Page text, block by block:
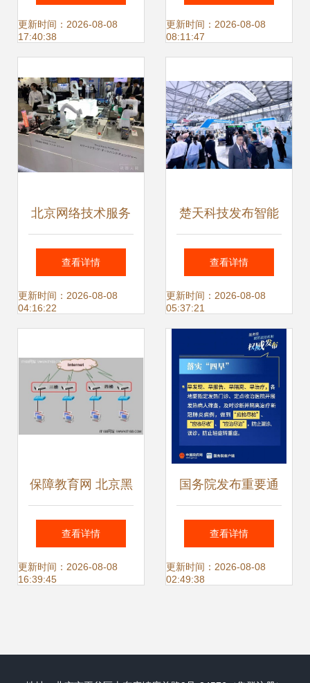
式在北京隆重举行
更新时间：2026-08-08
17:40:38
件3.0 赋能北京网
更新时间：2026-08-08
08:11:47
北京网络技术服务
视角下的日本机器
人展 重磅产品与技
查看详情
更新时间：2026-08-08
04:16:22
楚天科技发布智能
检测创新产品—
AIM72全自动灯检
查看详情
更新时间：2026-08-08
05:37:21
保障教育网 北京黑
光化妆摄影学校网
络技术服务案例解
查看详情
更新时间：2026-08-08
16:39:45
国务院发布重要通
知 疫情精准防控这
样做，附15份防控
查看详情
更新时间：2026-08-08
02:49:38